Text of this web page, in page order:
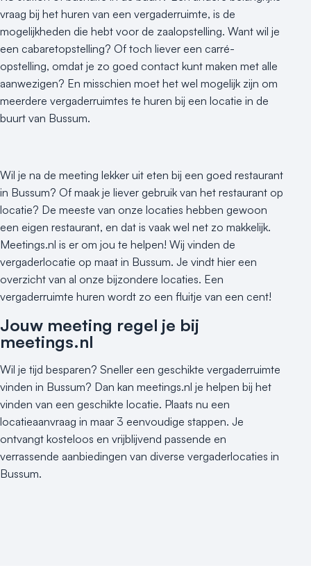
vraag bij het huren van een vergaderruimte, is de
mogelijkheden die hebt voor de zaalopstelling. Want wil je
een cabaretopstelling? Of toch liever een carré-
opstelling, omdat je zo goed contact kunt maken met alle
aanwezigen? En misschien moet het wel mogelijk zijn om
meerdere vergaderruimtes te huren bij een locatie in de
buurt van Bussum.
Wil je na de meeting lekker uit eten bij een goed restaurant
in Bussum? Of maak je liever gebruik van het restaurant op
locatie? De meeste van onze locaties hebben gewoon
een eigen restaurant, en dat is vaak wel net zo makkelijk.
Meetings.nl is er om jou te helpen! Wij vinden de
vergaderlocatie op maat in Bussum. Je vindt hier een
overzicht van al onze bijzondere locaties. Een
vergaderruimte huren wordt zo een fluitje van een cent!
Jouw meeting regel je bij
meetings.nl
Wil je tijd besparen? Sneller een geschikte vergaderruimte
vinden in Bussum? Dan kan meetings.nl je helpen bij het
vinden van een geschikte locatie. Plaats nu een
locatieaanvraag in maar 3 eenvoudige stappen. Je
ontvangt kosteloos en vrijblijvend passende en
verrassende aanbiedingen van diverse vergaderlocaties in
Bussum.